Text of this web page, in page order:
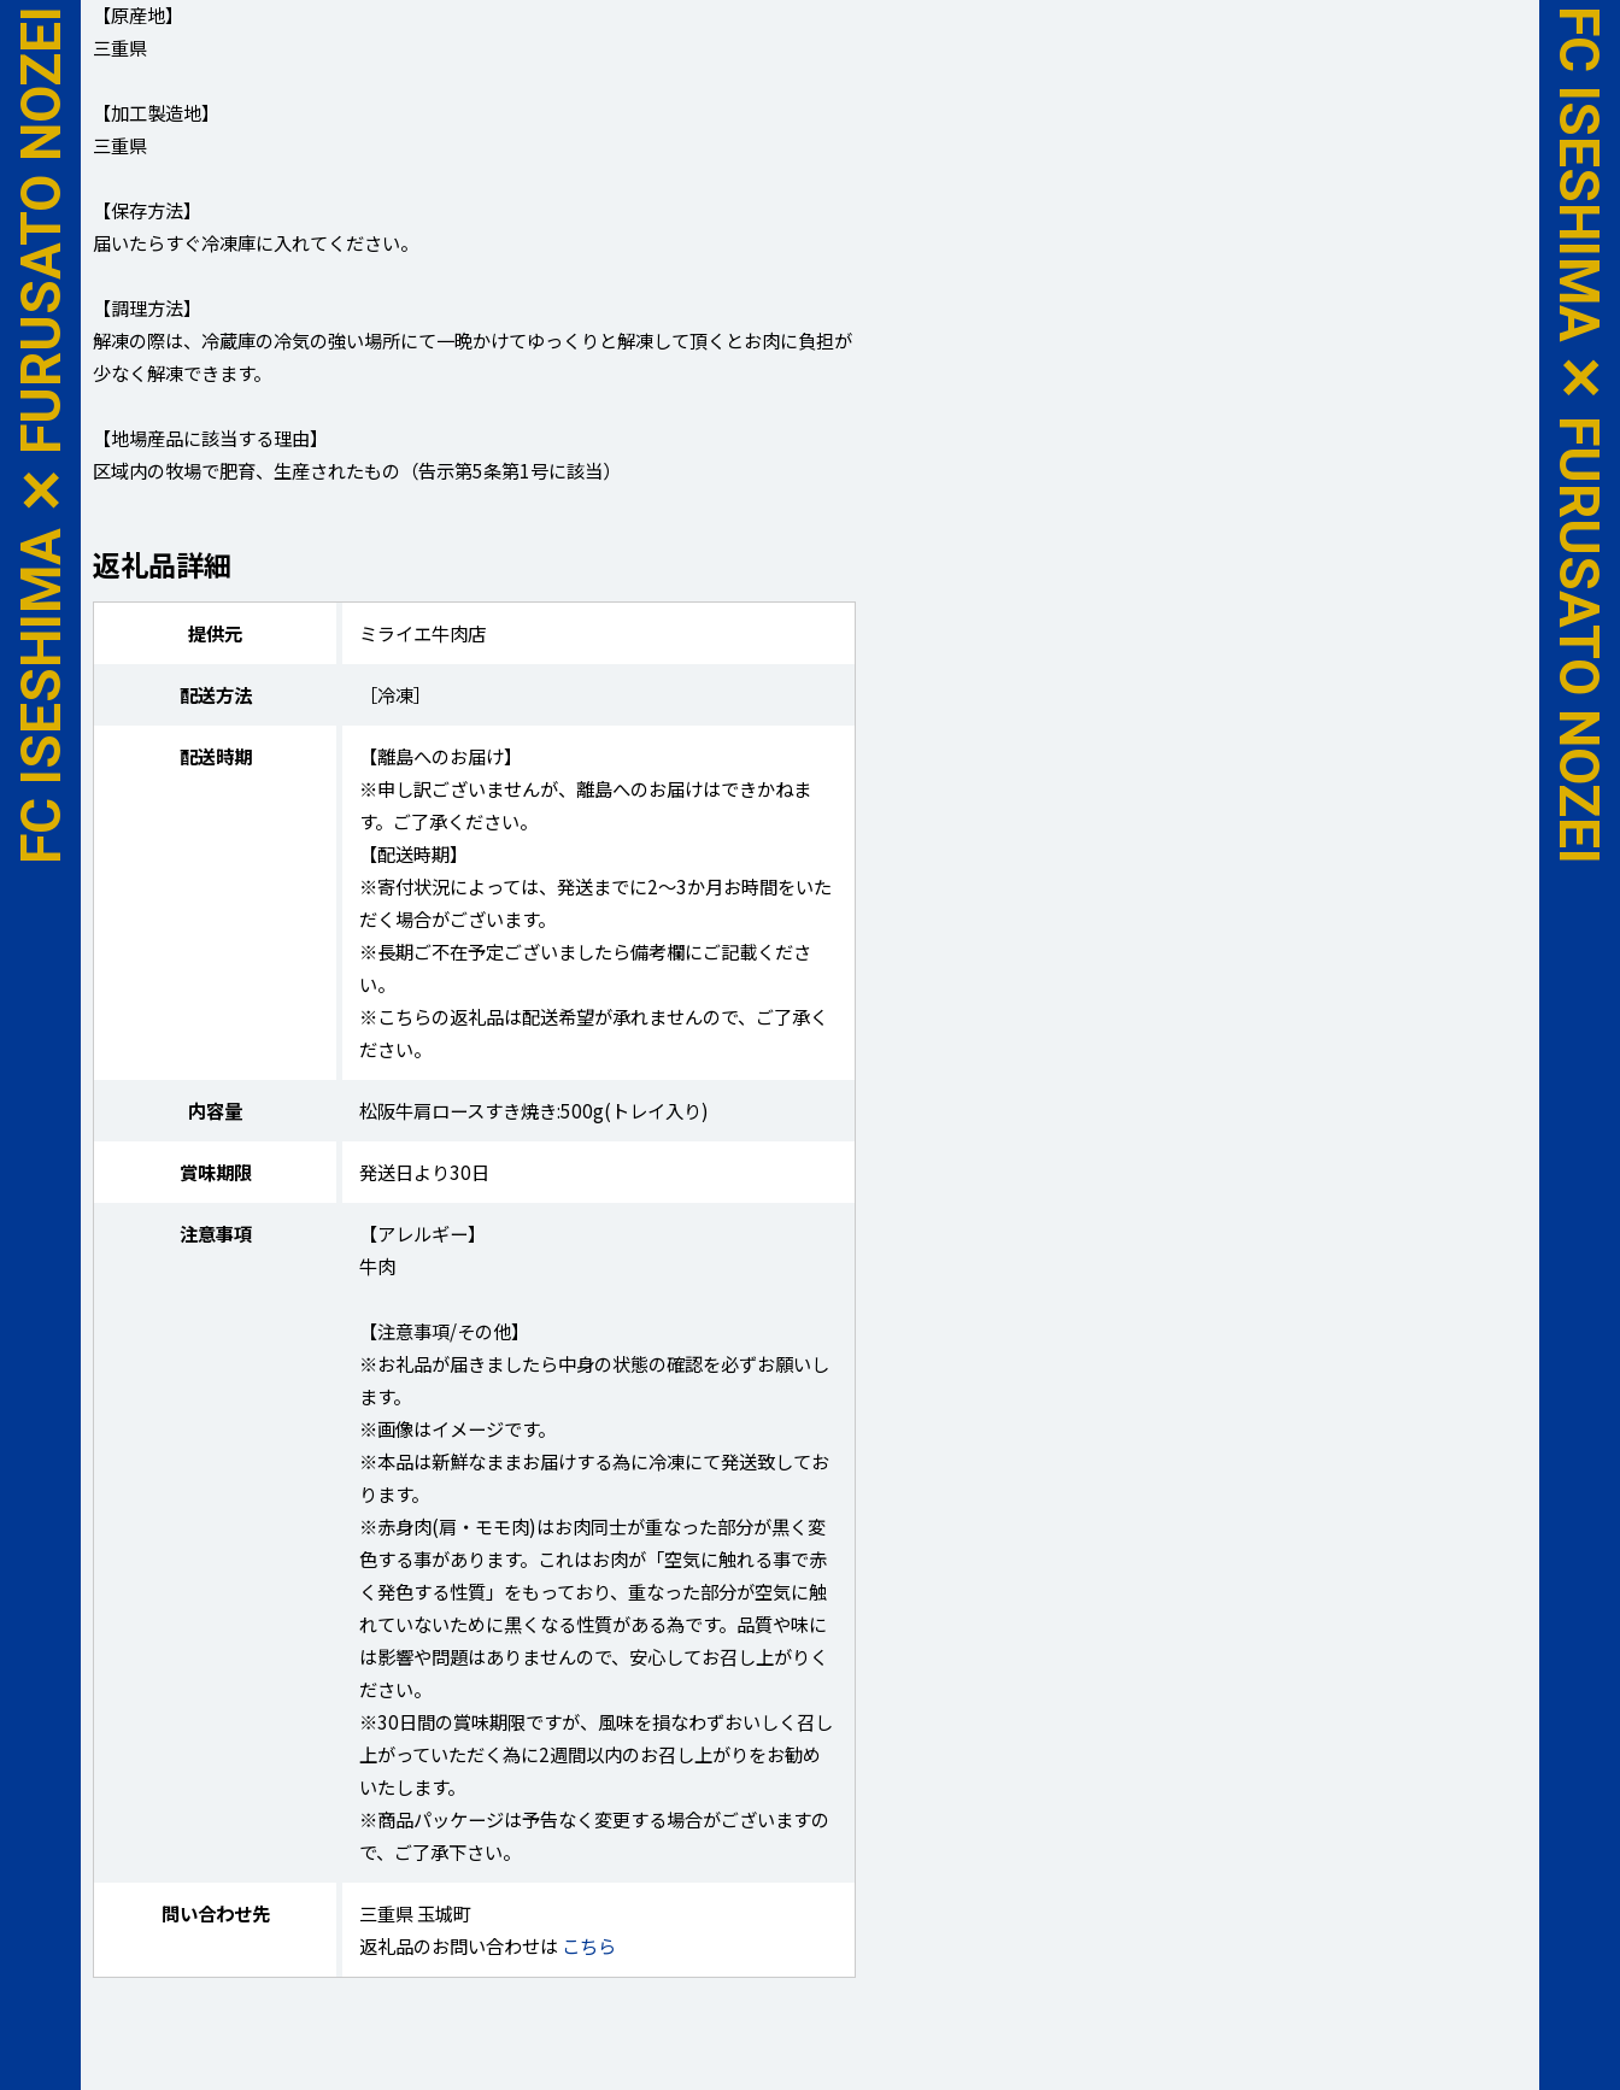
FC ISESHIMA ✕ FURUSATO NOZEI FC ISESHIMA ✕ FURUSATO NOZEI
【原産地】
三重県
【加工製造地】
三重県
【保存方法】
届いたらすぐ冷凍庫に入れてください。
【調理方法】
解凍の際は、冷蔵庫の冷気の強い場所にて一晩かけてゆっくりと解凍して頂くとお肉に負担が
少なく解凍できます。
【地場産品に該当する理由】
区域内の牧場で肥育、生産されたもの（告示第5条第1号に該当）
返礼品詳細
提供元 ミライエ牛肉店
配送方法 ［冷凍］
配送時期
【離島へのお届け】
※申し訳ございませんが、離島へのお届けはできかねま
す。ご了承ください。
【配送時期】
※寄付状況によっては、発送までに2～3か月お時間をいた
だく場合がございます。
※長期ご不在予定ございましたら備考欄にご記載くださ
い。
※こちらの返礼品は配送希望が承れませんので、ご了承く
ださい。
内容量 松阪牛肩ロースすき焼き:500g(トレイ入り)
賞味期限 発送日より30日
注意事項
【アレルギー】
牛肉
【注意事項/その他】
※お礼品が届きましたら中身の状態の確認を必ずお願いし
ます。
※画像はイメージです。
※本品は新鮮なままお届けする為に冷凍にて発送致してお
ります。
※赤身肉(肩・モモ肉)はお肉同士が重なった部分が黒く変
色する事があります。これはお肉が「空気に触れる事で赤
く発色する性質」をもっており、重なった部分が空気に触
れていないために黒くなる性質がある為です。品質や味に
は影響や問題はありませんので、安心してお召し上がりく
ださい。
※30日間の賞味期限ですが、風味を損なわずおいしく召し
上がっていただく為に2週間以内のお召し上がりをお勧め
いたします。
※商品パッケージは予告なく変更する場合がございますの
で、ご了承下さい。
問い合わせ先
三重県 玉城町
返礼品のお問い合わせは こちら